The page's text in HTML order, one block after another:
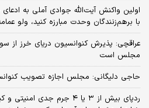
اولین واکنش آیت‌الله جوادی آملی به
با برهم‌زنندگان وحدت مبارزه کنید، ولو
عراقچی: پذیرش کنوانسیون دریای خرز از
مجلس است
حاجی دلیگانی: مجلس اجازه تصویب
ردپای بیش از ۳ یا ۴ جرم